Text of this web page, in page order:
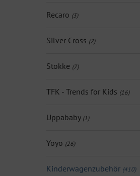
Recaro (3)
Silver Cross (2)
Stokke (7)
TFK - Trends for Kids (16)
Uppababy (1)
Yoyo (26)
Kinderwagenzubehör (410)